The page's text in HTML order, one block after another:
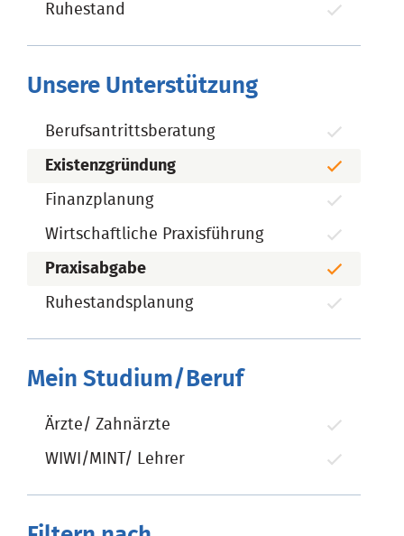
Ruhestand
Unsere Unterstützung
Berufsantrittsberatung
Existenzgründung
Finanzplanung
Wirtschaftliche Praxisführung
Praxisabgabe
Ruhestandsplanung
Mein Studium/Beruf
Ärzte/ Zahnärzte
WIWI/MINT/ Lehrer